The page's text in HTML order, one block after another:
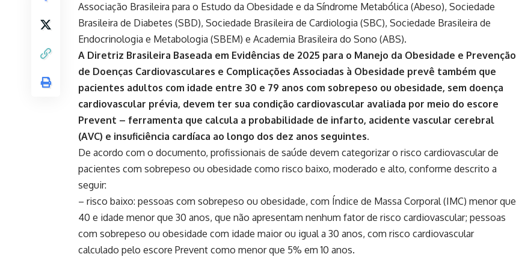
Associação Brasileira para o Estudo da Obesidade e da Síndrome Metabólica (Abeso), Sociedade
Brasileira de Diabetes (SBD), Sociedade Brasileira de Cardiologia (SBC), Sociedade Brasileira de
Endocrinologia e Metabologia (SBEM) e Academia Brasileira do Sono (ABS).
A Diretriz Brasileira Baseada em Evidências de 2025 para o Manejo da Obesidade e Prevenção
de Doenças Cardiovasculares e Complicações Associadas à Obesidade prevê também que
pacientes adultos com idade entre 30 e 79 anos com sobrepeso ou obesidade, sem doença
cardiovascular prévia, devem ter sua condição cardiovascular avaliada por meio do escore
Prevent – ferramenta que calcula a probabilidade de infarto, acidente vascular cerebral
(AVC) e insuficiência cardíaca ao longo dos dez anos seguintes.
De acordo com o documento, profissionais de saúde devem categorizar o risco cardiovascular de
pacientes com sobrepeso ou obesidade como risco baixo, moderado e alto, conforme descrito a
seguir:
– risco baixo: pessoas com sobrepeso ou obesidade, com Índice de Massa Corporal (IMC) menor que
40 e idade menor que 30 anos, que não apresentam nenhum fator de risco cardiovascular; pessoas
com sobrepeso ou obesidade com idade maior ou igual a 30 anos, com risco cardiovascular
calculado pelo escore Prevent como menor que 5% em 10 anos.